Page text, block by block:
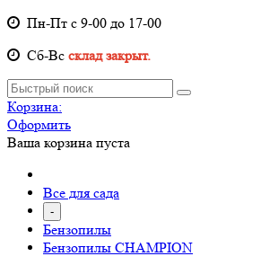
Пн-Пт с 9-00 до 17-00
Cб-Вс склад закрыт.
Корзина:
Оформить
Ваша корзина пуста
Все для сада
-
Бензопилы
Бензопилы CHAMPION